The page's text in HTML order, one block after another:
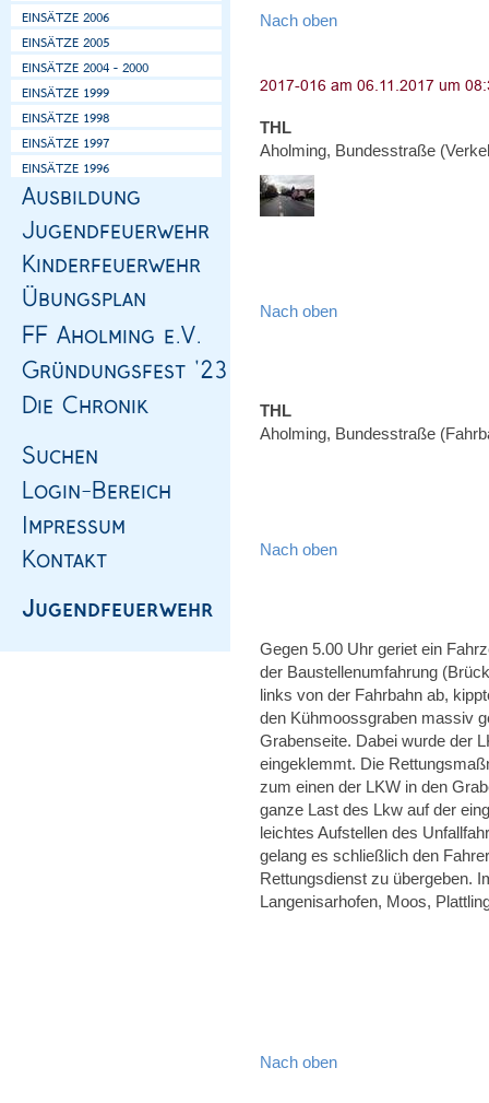
Nach oben
THL
Aholming, Bundesstraße
Nach oben
THL
Aholming, Bundesstraße
Nach oben
Gegen 5.00 Uhr geriet ein
der Baustellenumfahrung
links von der Fahrbahn ab,
den Kühmoossgraben massiv
Grabenseite. Dabei wurde der
eingeklemmt. Die
zum einen der LKW in den
ganze Last des Lkw auf der
leichtes Aufstellen des
gelang es schließlich den
Rettungsdienst zu übergeben.
Langenisarhofen, Moos,
Nach oben